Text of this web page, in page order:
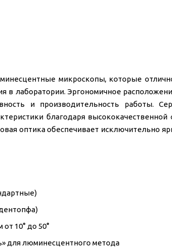
микроскопы, которые
в лаборатории. Эргономичное
и производительность работы.
благодаря высококачественной
оптика обеспечивает исключительно
10° до 50°
для люминесцентного метода